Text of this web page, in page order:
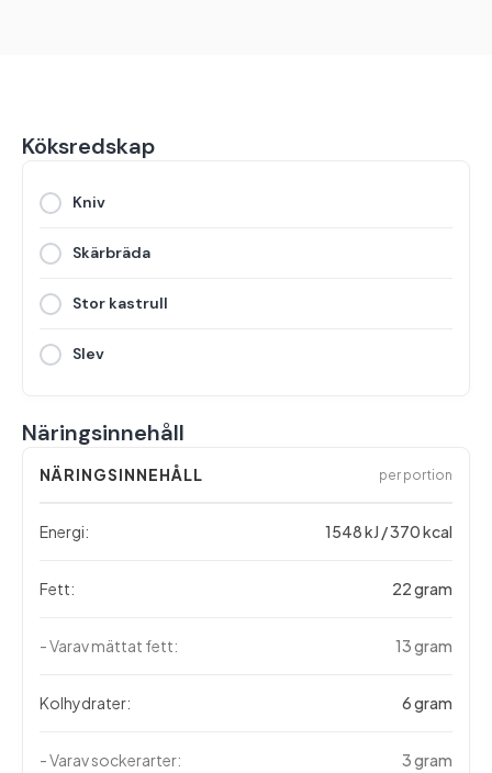
Köksredskap
Kniv
Skärbräda
Stor kastrull
Slev
Näringsinnehåll
NÄRINGSINNEHÅLL per portion
Energi: 1548 kJ / 370 kcal
Fett: 22 gram
- Varav mättat fett: 13 gram
Kolhydrater: 6 gram
- Varav sockerarter: 3 gram